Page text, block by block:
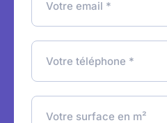
la
i
_
c
t
l
_
c